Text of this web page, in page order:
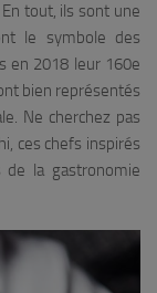
tout, ils sont une
le symbole des
en 2018 leur 160e
bien représentés
Ne cherchez pas
ces chefs inspirés
la gastronomie